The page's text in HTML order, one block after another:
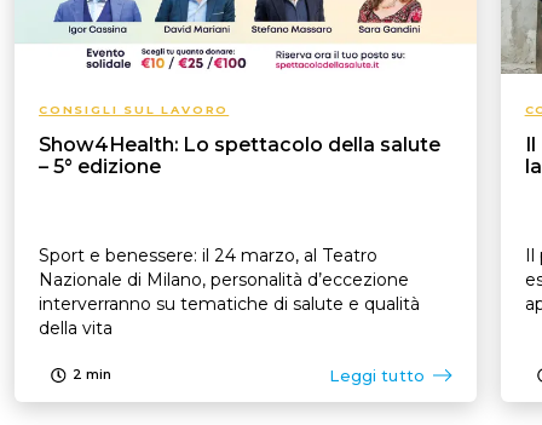
CONSIGLI SUL LAVORO
Show4Health: Lo spettacolo della salute
– 5° edizione
Sport e benessere: il 24 marzo, al Teatro
Nazionale di Milano, personalità d’eccezione
interverranno su tematiche di salute e qualità
della vita
2 min Leggi tutto
Il